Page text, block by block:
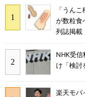
「うん
が数粒
列誌掲載
NHK受
け「検討
楽天モバ